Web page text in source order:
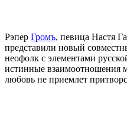
Рэпер Громъ, певица Настя
представили новый
неофолк с элементами
истинные взаимоотношения
любовь не приемлет